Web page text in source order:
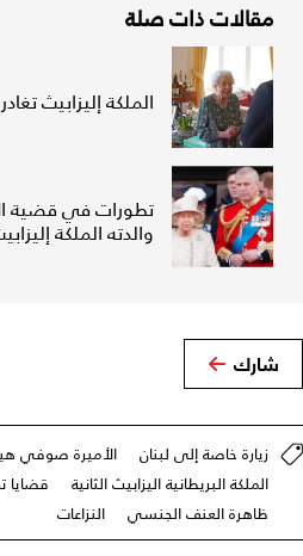
مقالات ذات صلة
الملكة إليزابيث
تطورات في قضية
والدته الملكة
شارك
زيارة خاصة إلى لبنان
الأميرة صوفي
الملكة البريطانية اليزابيث الثانية
قضايا
ظاهرة العنف الجنسي
النزاعات